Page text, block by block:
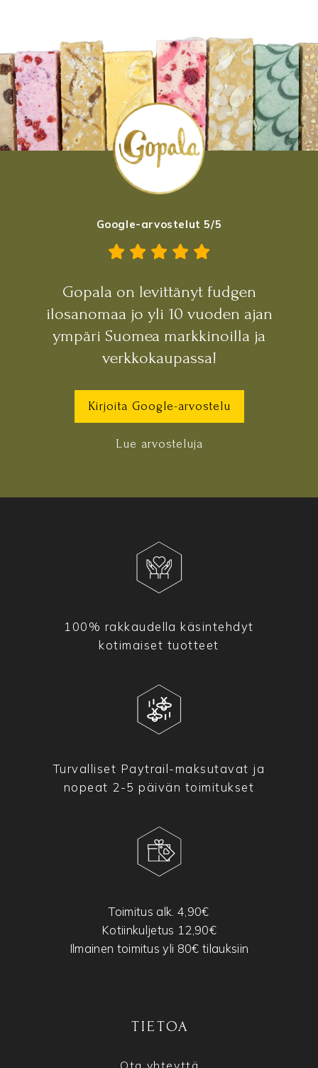
Google-arvostelut 5/5
Gopala on levittänyt fudgen
ilosanomaa jo yli 10 vuoden ajan
ympäri Suomea markkinoilla ja
verkkokaupassa!
Kirjoita Google-arvostelu
Lue arvosteluja
100% rakkaudella käsintehdyt
kotimaiset tuotteet
Turvalliset Paytrail-maksutavat ja
nopeat 2-5 päivän toimitukset
Toimitus alk. 4,90€
Kotiinkuljetus 12,90€
Ilmainen toimitus yli 80€ tilauksiin
TIETOA
Ota yhteyttä